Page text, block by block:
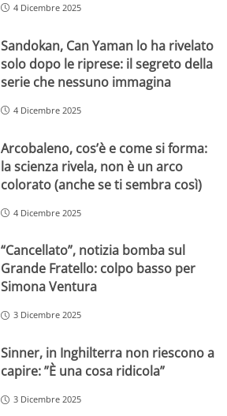
4 Dicembre 2025
Sandokan, Can Yaman lo ha rivelato
solo dopo le riprese: il segreto della
serie che nessuno immagina
4 Dicembre 2025
Arcobaleno, cos’è e come si forma:
la scienza rivela, non è un arco
colorato (anche se ti sembra così)
4 Dicembre 2025
“Cancellato”, notizia bomba sul
Grande Fratello: colpo basso per
Simona Ventura
3 Dicembre 2025
Sinner, in Inghilterra non riescono a
capire: ”È una cosa ridicola”
3 Dicembre 2025